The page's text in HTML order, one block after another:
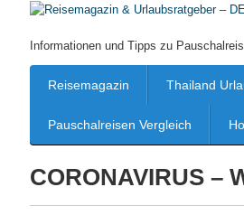
Informationen und Tipps zu
Reisemagazin Thailand
Pauschalreisen Vergleich
CORONAVIRUS –